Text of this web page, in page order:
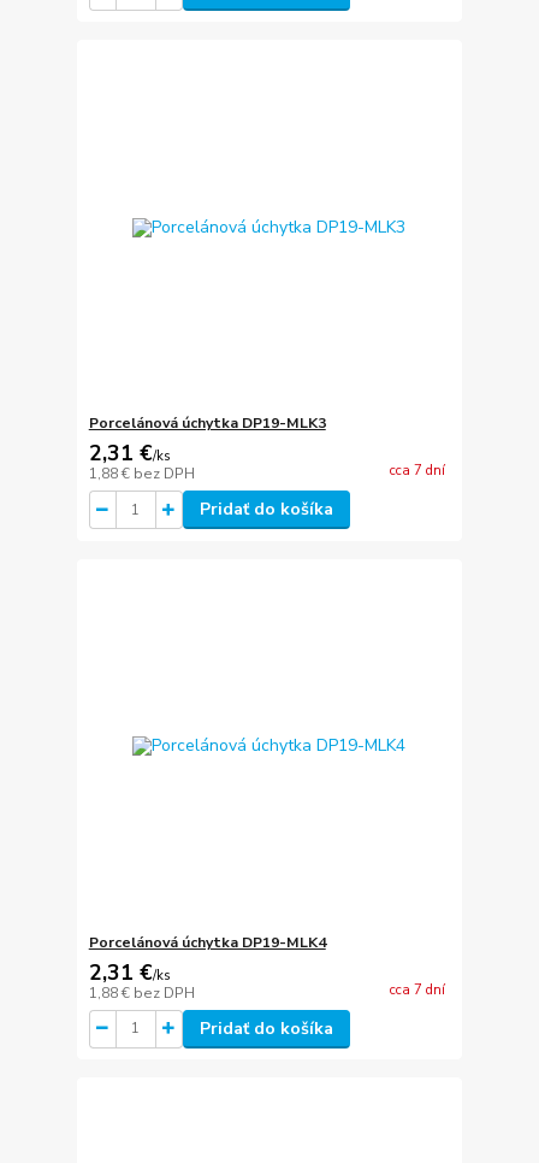
Porcelánová úchytka DP19-MLK3
2,31 €/ks
1,88 € bez DPH cca 7 dní
Pridať do košíka
Porcelánová úchytka DP19-MLK4
2,31 €/ks
1,88 € bez DPH cca 7 dní
Pridať do košíka